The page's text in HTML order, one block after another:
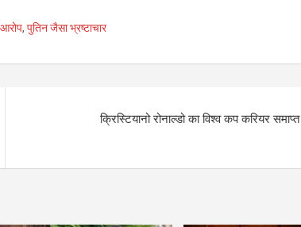
, पुतिन जैसा भ्रष्टाचार
क्रिस्टियानो रोनाल्डो का विश्व कप करियर समाप्त